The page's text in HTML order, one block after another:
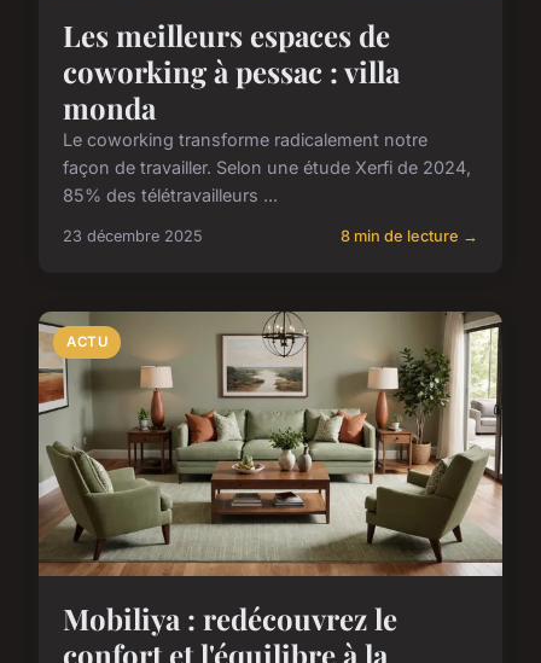
Les meilleurs espaces de
coworking à pessac : villa
monda
Le coworking transforme radicalement notre
façon de travailler. Selon une étude Xerfi de 2024,
85% des télétravailleurs ...
23 décembre 2025 8 min de lecture →
ACTU
Mobiliya : redécouvrez le
confort et l'équilibre à la